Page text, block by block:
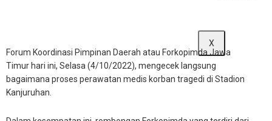
X
Forum Koordinasi Pimpinan Daerah atau Forkopimda Jawa
Timur hari ini, Selasa (4/10/2022), mengecek langsung
bagaimana proses perawatan medis korban tragedi di Stadion
Kanjuruhan.